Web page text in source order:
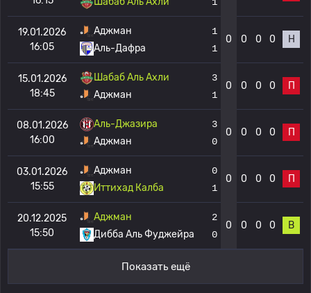
19.01.2026
16:05
Аджман
Аль-Дафра
1
1
0 0 0 0 Н
15.01.2026
18:45
Шабаб Аль Ахли
Аджман
3
1
0 0 0 0 П
08.01.2026
16:00
Аль-Джазира
Аджман
3
0
0 0 0 0 П
03.01.2026
15:55
Аджман
Иттихад Калба
0
1
0 0 0 0 П
20.12.2025
15:50
Аджман
Дибба Аль Фуджейра
2
0
0 0 0 0 В
Показать ещё